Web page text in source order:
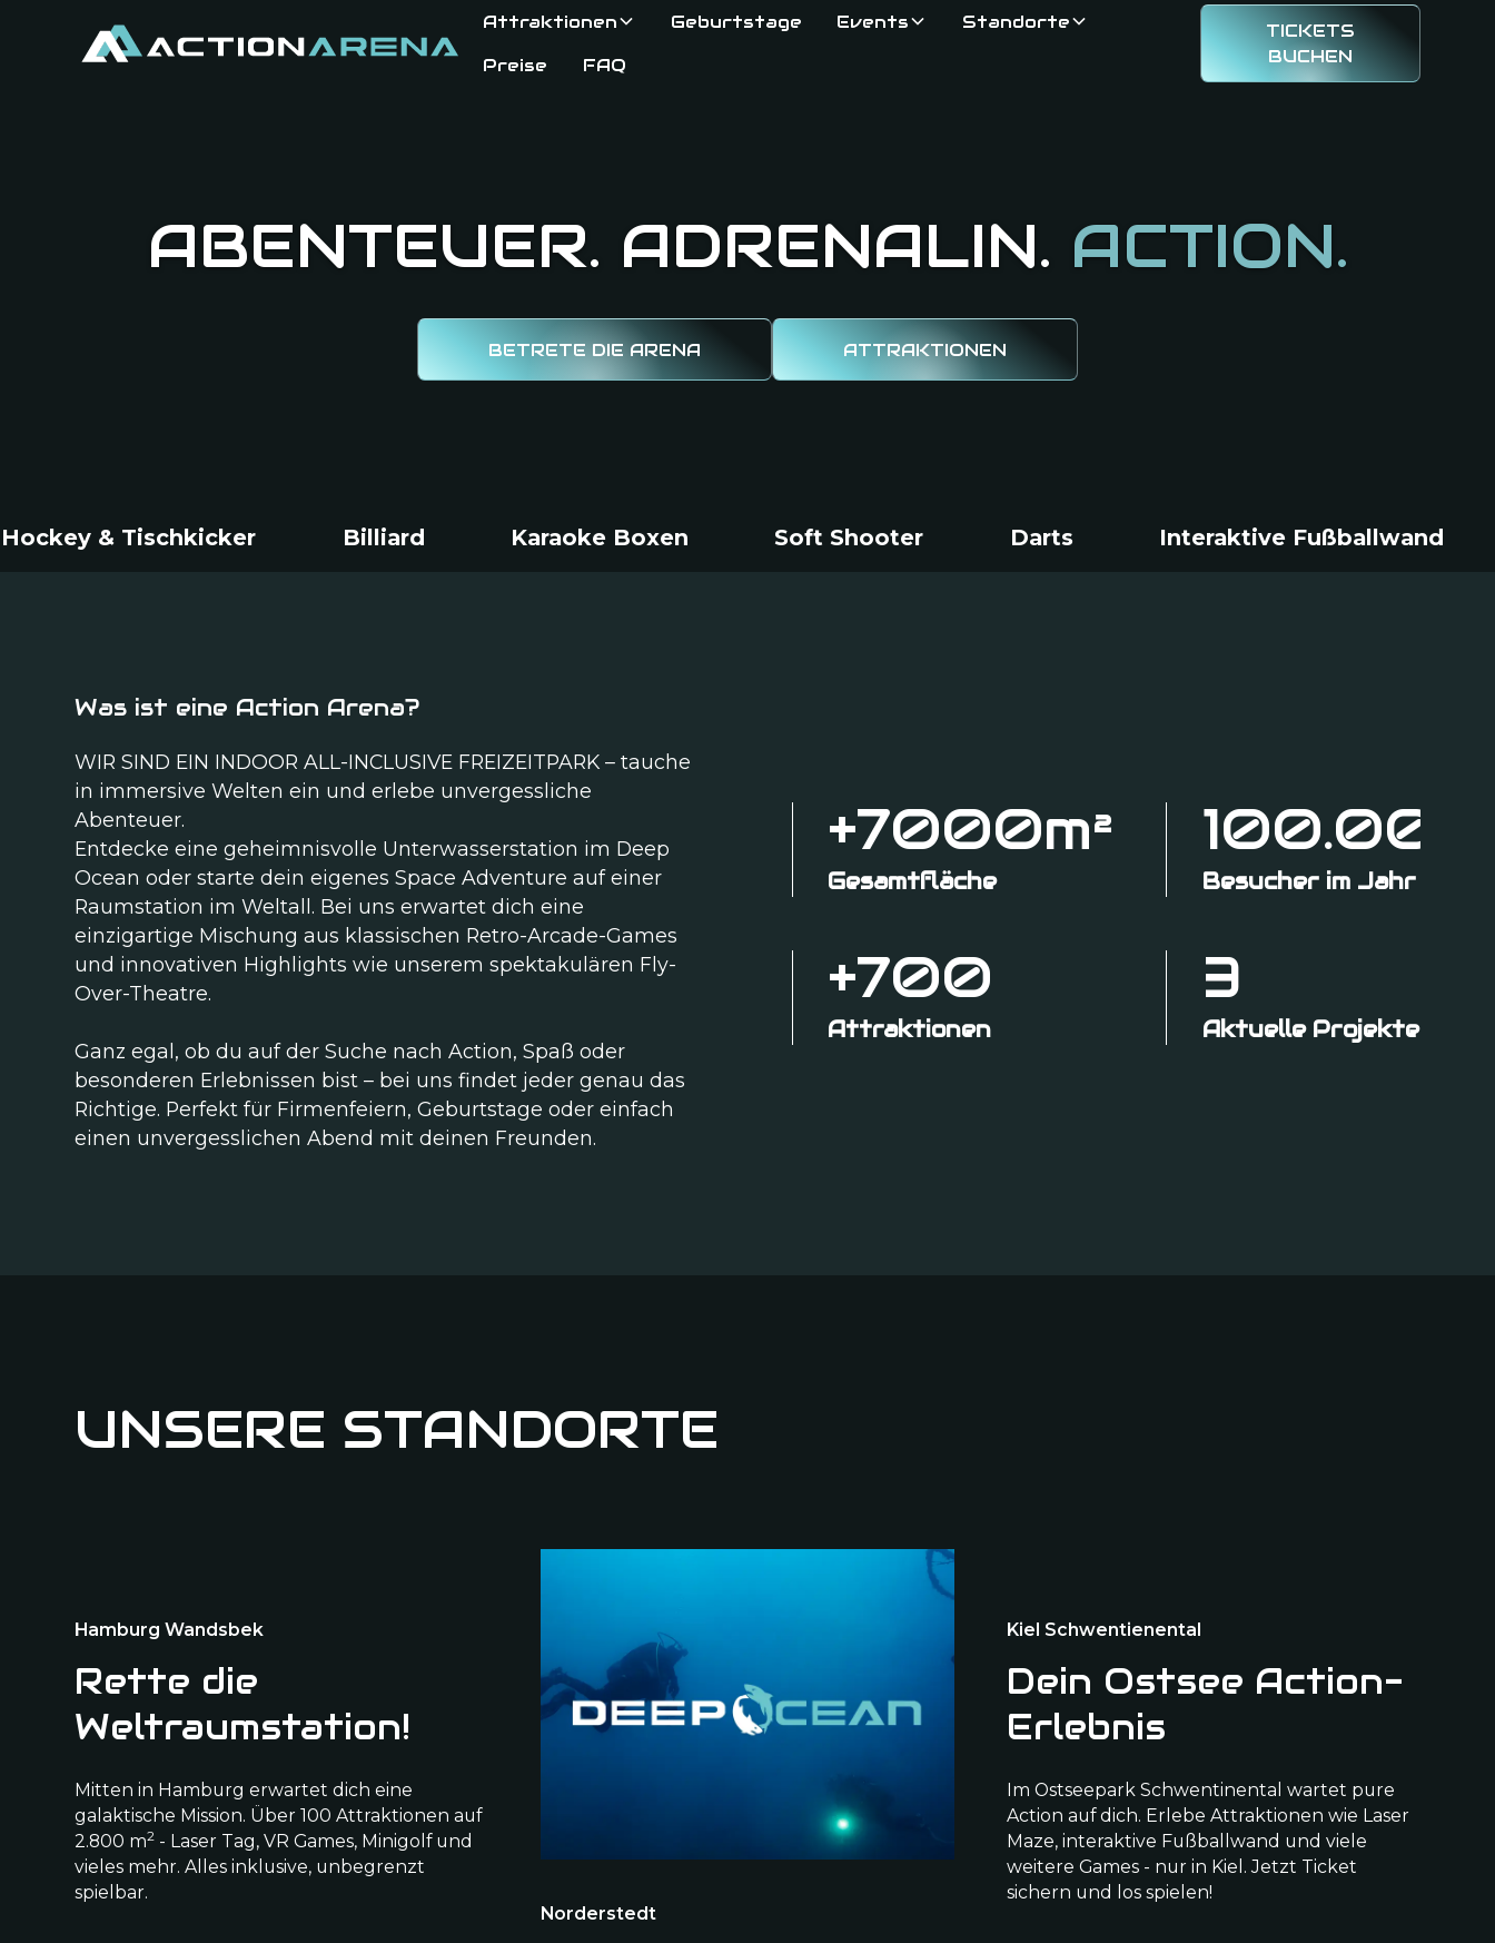
Attraktionen Geburtstage Events
Standorte
Preise
FAQ
TICKETS
BUCHEN
ABENTEUER. ADRENALIN. ACTION.
BETRETE DIE ARENA ATTRAKTIONEN
& Tischkicker Billiard Karaoke Boxen Soft Shooter Darts Interaktive Fußballwand
Was ist eine Action Arena?
WIR SIND EIN INDOOR ALL-INCLUSIVE FREIZEITPARK – tauche
in immersive Welten ein und erlebe unvergessliche
Abenteuer.
Entdecke eine geheimnisvolle Unterwasserstation im Deep
Ocean oder starte dein eigenes Space Adventure auf einer
Raumstation im Weltall. Bei uns erwartet dich eine
einzigartige Mischung aus klassischen Retro-Arcade-Games
und innovativen Highlights wie unserem spektakulären Fly-
Over-Theatre.
Ganz egal, ob du auf der Suche nach Action, Spaß oder
besonderen Erlebnissen bist – bei uns findet jeder genau das
Richtige. Perfekt für Firmenfeiern, Geburtstage oder einfach
einen unvergesslichen Abend mit deinen Freunden.
+7000m²
Gesamtfläche
100.000
Besucher im Jahr
+700
Attraktionen
3
Aktuelle Projekte
UNSERE STANDORTE
Hamburg Wandsbek
Rette die
Weltraumstation!
Mitten in Hamburg erwartet dich eine
galaktische Mission. Über 100 Attraktionen auf
2.800 m2 - Laser Tag, VR Games, Minigolf und
vieles mehr. Alles inklusive, unbegrenzt
spielbar.
Norderstedt
Kiel Schwentienental
Dein Ostsee Action-
Erlebnis
Im Ostseepark Schwentinental wartet pure
Action auf dich. Erlebe Attraktionen wie Laser
Maze, interaktive Fußballwand und viele
weitere Games - nur in Kiel. Jetzt Ticket
sichern und los spielen!